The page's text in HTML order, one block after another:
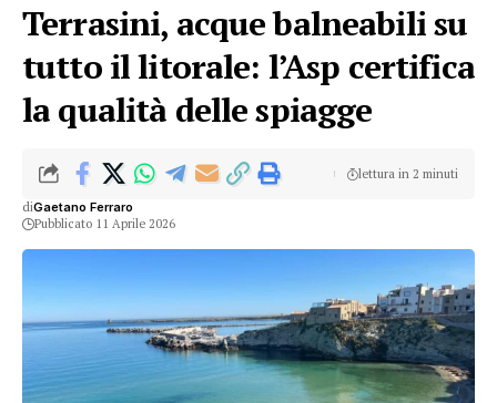
Terrasini, acque balneabili su
tutto il litorale: l’Asp certifica
la qualità delle spiagge
diGaetano Ferraro
Pubblicato 11 Aprile 2026
lettura in 2 minuti